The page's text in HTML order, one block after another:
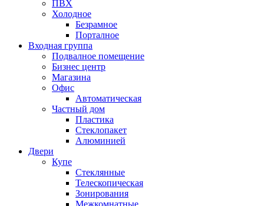
ПВХ
Холодное
Безрамное
Порталное
Входная группа
Подвалное помещение
Бизнес центр
Магазина
Офис
Автоматическая
Частный дом
Пластика
Стеклопакет
Алюминией
Двери
Купе
Стеклянные
Телескопическая
Зонирования
Межкомнатные